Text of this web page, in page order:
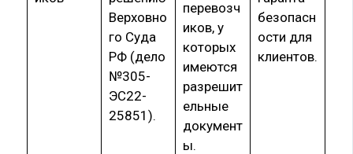
Верховно
го Суда
РФ (дело
№305-
ЭС22-
25851).
перевозч
иков, у
которых
имеются
разрешит
ельные
документ
ы.
безопасн
ости для
клиентов.